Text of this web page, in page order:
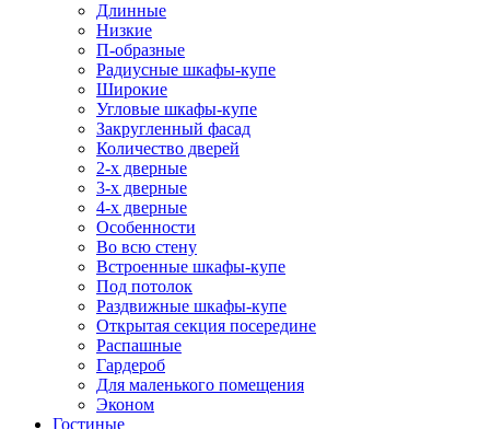
Длинные
Низкие
П-образные
Радиусные шкафы-купе
Широкие
Угловые шкафы-купе
Закругленный фасад
Количество дверей
2-х дверные
3-х дверные
4-х дверные
Особенности
Во всю стену
Встроенные шкафы-купе
Под потолок
Раздвижные шкафы-купе
Открытая секция посередине
Распашные
Гардероб
Для маленького помещения
Эконом
Гостиные